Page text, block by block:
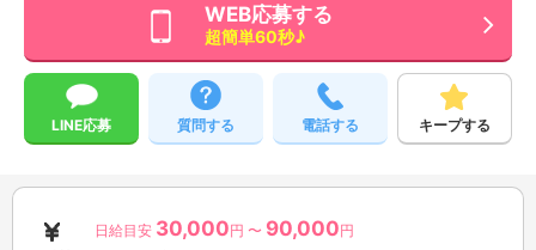
WEB応募する
超簡単60秒♪
LINE応募 質問する 電話する キープする
日給目安 30,000円 〜 90,000円